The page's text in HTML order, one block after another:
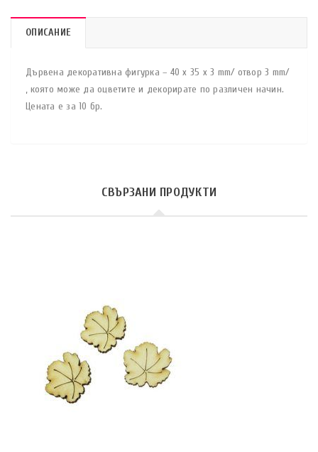
ОПИСАНИЕ
Дървена декоративна фигурка – 40 x 35 x 3 mm/ отвор 3 mm/
, която може да оцветите и декорирате по различен начин.
Цената е за 10 бр.
СВЪРЗАНИ ПРОДУКТИ